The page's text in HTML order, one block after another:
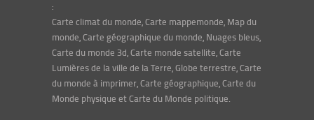
:
Carte climat du monde, Carte mappemonde, Map du
monde, Carte géographique du monde, Nuages bleus,
Carte du monde 3d, Carte monde satellite, Carte
Lumières de la ville de la Terre, Globe terrestre, Carte
du monde à imprimer, Carte géographique, Carte du
Monde physique et Carte du Monde politique.